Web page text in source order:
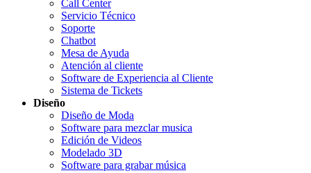
Call Center
Servicio Técnico
Soporte
Chatbot
Mesa de Ayuda
Atención al cliente
Software de Experiencia al Cliente
Sistema de Tickets
Diseño
Diseño de Moda
Software para mezclar musica
Edición de Videos
Modelado 3D
Software para grabar música